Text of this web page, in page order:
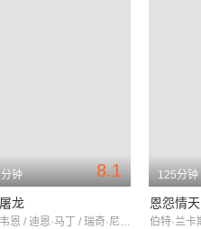
8.1
钟
龙
约翰·韦恩 / 迪恩·马丁 / 瑞奇·尼尔森
125分钟
恩怨情天